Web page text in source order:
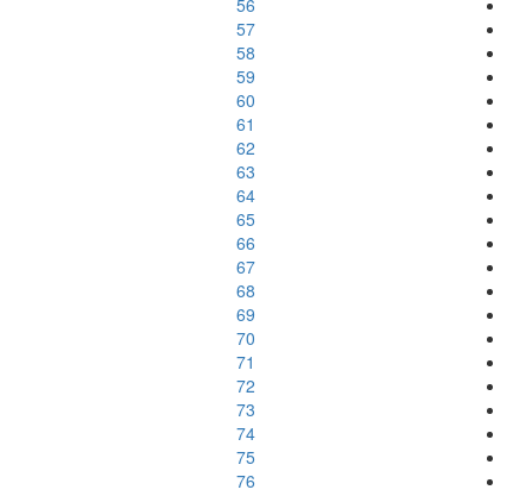
56
57
58
59
60
61
62
63
64
65
66
67
68
69
70
71
72
73
74
75
76